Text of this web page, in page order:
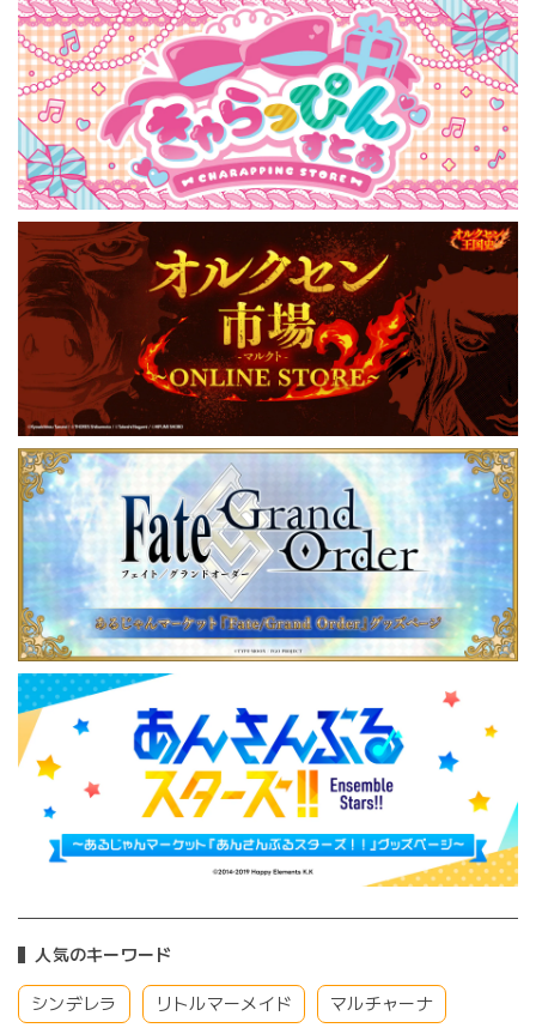
人気のキーワード
シンデレラ リトルマーメイド マルチャーナ